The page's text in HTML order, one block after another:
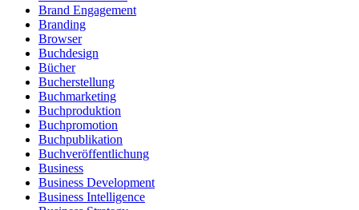
Brand Engagement
Branding
Browser
Buchdesign
Bücher
Bucherstellung
Buchmarketing
Buchproduktion
Buchpromotion
Buchpublikation
Buchveröffentlichung
Business
Business Development
Business Intelligence